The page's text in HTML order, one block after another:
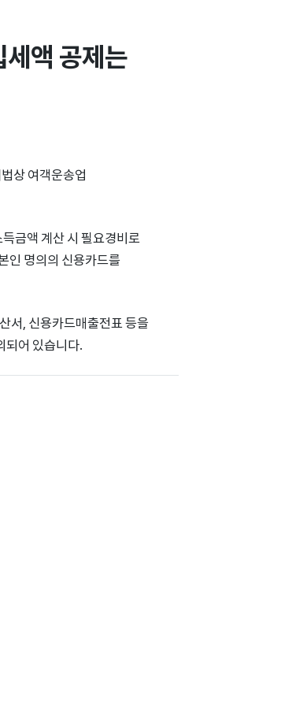
액 공제는
상 여객운송업
금액 계산 시 필요경비로
인 명의의 신용카드를
서, 신용카드매출전표 등을
되어 있습니다.